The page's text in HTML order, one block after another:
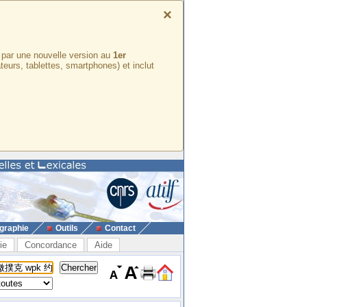
×
une nouvelle version au 1er
tablettes, smartphones) et inclut
Outils Contact
Concordance Aide